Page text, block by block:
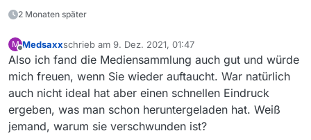
2 Monaten später
M
Offline
Medsaxxschrieb am 9. Dez. 2021, 01:47
zuletzt editiert von
Also ich fand die Mediensammlung auch gut und würde
mich freuen, wenn Sie wieder auftaucht. War natürlich
auch nicht ideal hat aber einen schnellen Eindruck
ergeben, was man schon heruntergeladen hat. Weiß
jemand, warum sie verschwunden ist?